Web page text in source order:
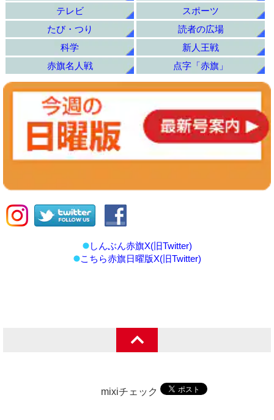
テレビ
スポーツ
たび・つり
読者の広場
科学
新人王戦
赤旗名人戦
点字「赤旗」
しんぶん赤旗X(旧Twitter)
こちら赤旗日曜版X(旧Twitter)
mixiチェック